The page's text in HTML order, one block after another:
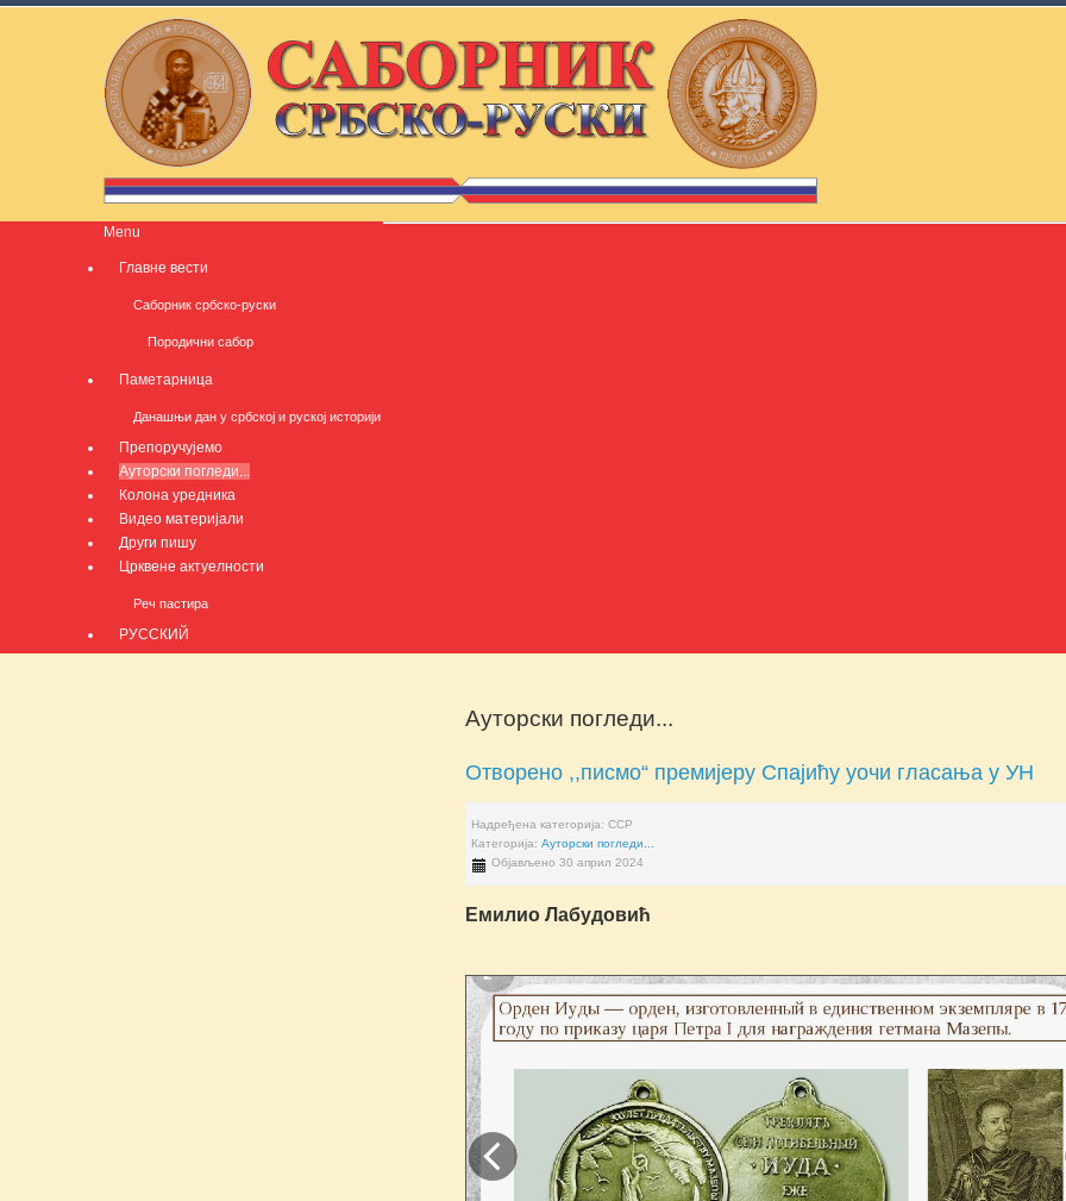
Menu
Главне вести
Саборник србско-руски
Породични сабор
Паметарница
Данашњи дан у србској и руској историји
Препоручујемо
Ауторски погледи...
Колона уредника
Видео материјали
Други пишу
Црквене актуелности
Реч пастира
РУССКИЙ
Ауторски погледи...
Отворено ,,писмо“ премијеру Спајићу уочи гласања у УН
Надређена категорија:ССР
Категорија:Ауторски погледи...
Објављено 30 април 2024
Емилио Лабудовић